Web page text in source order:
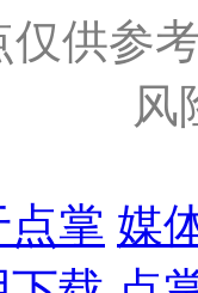
仅供参
风
点掌 媒